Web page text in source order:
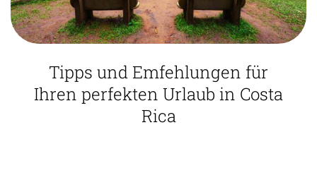
Tipps und Emfehlungen für
Ihren perfekten Urlaub in Costa
Rica